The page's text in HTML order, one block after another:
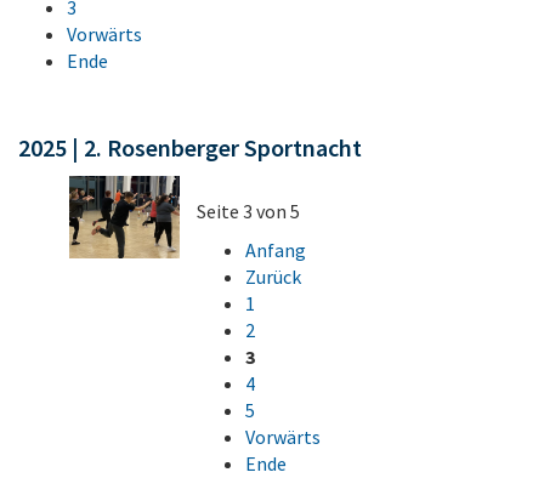
3
Vorwärts
Ende
2025 | 2. Rosenberger Sportnacht
Seite 3 von 5
Anfang
Zurück
1
2
3
4
5
Vorwärts
Ende